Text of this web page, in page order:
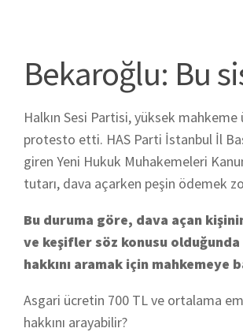
Bekaroğlu: Bu
Halkın Sesi Partisi, yüksek
protesto etti. HAS Parti İstanbul İl
giren Yeni Hukuk Muhakemeleri
tutarı, dava açarken peşin ödemek
Bu duruma göre, dava açan
ve keşifler söz konusu
hakkını aramak için mahkemeye
Asgari ücretin 700 TL ve ortalama
hakkını arayabilir?